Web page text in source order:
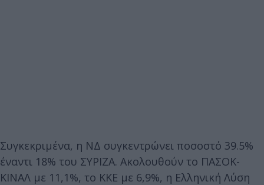
Συγκεκριμένα, η ΝΔ συγκεντρώνει ποσοστό 39.5%
έναντι 18% του ΣΥΡΙΖΑ. Ακολουθούν το ΠΑΣΟΚ-
ΚΙΝΑΛ με 11,1%, το ΚΚΕ με 6,9%, η Ελληνική Λύση